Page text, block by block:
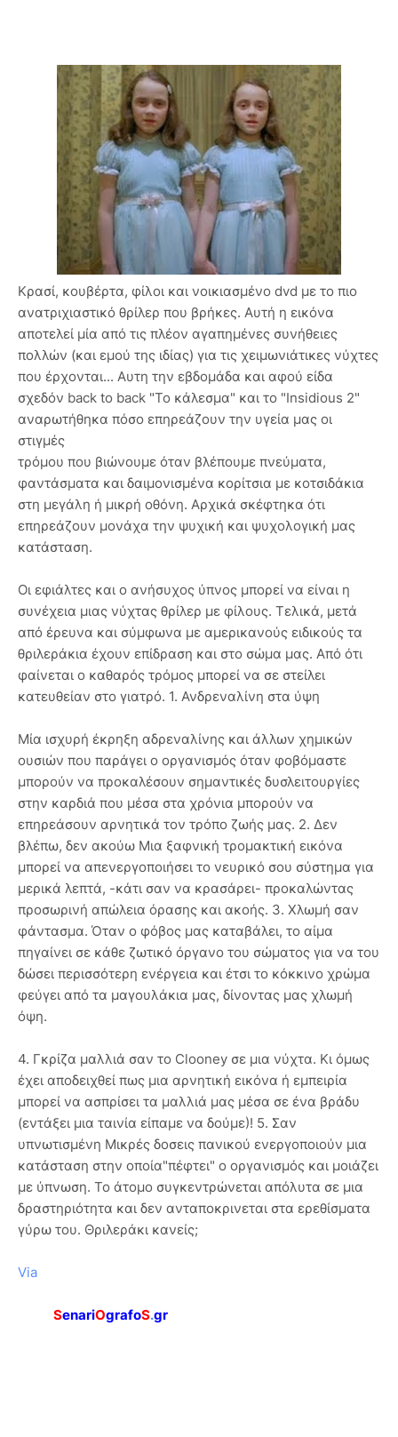
Κρασί, κουβέρτα, φίλοι και νοικιασμένο dvd με το πιο
ανατριχιαστικό θρίλερ που βρήκες. Αυτή η εικόνα
αποτελεί μία από τις πλέον αγαπημένες συνήθειες
πολλών (και εμού της ιδίας) για τις χειμωνιάτικες νύχτες
που έρχονται... Αυτη την εβδομάδα και αφού είδα
σχεδόν back to back "Το κάλεσμα" και το "Insidious 2"
αναρωτήθηκα πόσο επηρεάζουν την υγεία μας οι
στιγμές
τρόμου που βιώνουμε όταν βλέπουμε πνεύματα,
φαντάσματα και δαιμονισμένα κορίτσια με κοτσιδάκια
στη μεγάλη ή μικρή οθόνη. Αρχικά σκέφτηκα ότι
επηρεάζουν μονάχα την ψυχική και ψυχολογική μας
κατάσταση.
Οι εφιάλτες και ο ανήσυχος ύπνος μπορεί να είναι η
συνέχεια μιας νύχτας θρίλερ με φίλους. Τελικά, μετά
από έρευνα και σύμφωνα με αμερικανούς ειδικούς τα
θριλεράκια έχουν επίδραση και στο σώμα μας. Από ότι
φαίνεται ο καθαρός τρόμος μπορεί να σε στείλει
κατευθείαν στο γιατρό. 1. Ανδρεναλίνη στα ύψη
Μία ισχυρή έκρηξη αδρεναλίνης και άλλων χημικών
ουσιών που παράγει ο οργανισμός όταν φοβόμαστε
μπορούν να προκαλέσουν σημαντικές δυσλειτουργίες
στην καρδιά που μέσα στα χρόνια μπορούν να
επηρεάσουν αρνητικά τον τρόπο ζωής μας. 2. Δεν
βλέπω, δεν ακούω Μια ξαφνική τρομακτική εικόνα
μπορεί να απενεργοποιήσει το νευρικό σου σύστημα για
μερικά λεπτά, -κάτι σαν να κρασάρει- προκαλώντας
προσωρινή απώλεια όρασης και ακοής. 3. Χλωμή σαν
φάντασμα. Όταν ο φόβος μας καταβάλει, το αίμα
πηγαίνει σε κάθε ζωτικό όργανο του σώματος για να του
δώσει περισσότερη ενέργεια και έτσι το κόκκινο χρώμα
φεύγει από τα μαγουλάκια μας, δίνοντας μας χλωμή
όψη.
4. Γκρίζα μαλλιά σαν το Clooney σε μια νύχτα. Κι όμως
έχει αποδειχθεί πως μια αρνητική εικόνα ή εμπειρία
μπορεί να ασπρίσει τα μαλλιά μας μέσα σε ένα βράδυ
(εντάξει μια ταινία είπαμε να δούμε)! 5. Σαν
υπνωτισμένη Μικρές δοσεις πανικού ενεργοποιούν μια
κατάσταση στην οποία"πέφτει" ο οργανισμός και μοιάζει
με ύπνωση. Το άτομο συγκεντρώνεται απόλυτα σε μια
δραστηριότητα και δεν ανταποκρινεται στα ερεθίσματα
γύρω του. Θριλεράκι κανείς;
Via
SenariOgrafoS.gr